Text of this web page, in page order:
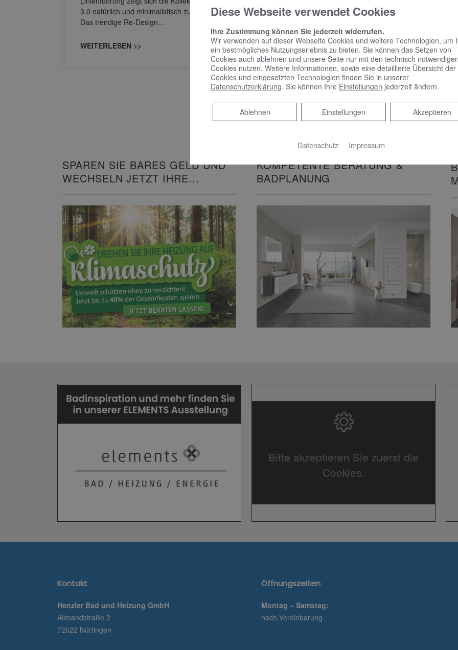
3.0 natürlich und minimalistisch zugleich.
Das trendige Re-Design…
WEITERLESEN >>
Spiegelschrank punktet mit reduziertem
Schlicht, schön und mit vielen praktischen
Features – das zeichnet Phönix aus.…
WEITERLESEN >>
SPAREN SIE BARES GELD UND
WECHSELN JETZT IHRE
KOMPETENTE BERATUNG &
BADPLANUNG
Bitte akzeptieren Sie zuerst die
Cookies.
Kontakt
Henzler Bad und Heizung GmbH
Allmandstraße 2
72622 Nürtingen
Öffnungszeiten
Montag – Samstag:
nach Vereinbarung
Diese Webseite verwendet Cookies
Ihre Zustimmung können Sie jederzeit widerrufen.
Wir verwenden auf dieser Webseite Cookies und weitere Technologien, um
ein bestmögliches Nutzungserlebnis zu bieten. Sie können das Setzen von
Cookies auch ablehnen und unsere Seite nur mit den technisch notwendigen
Cookies nutzen. Weitere Informationen, sowie eine detaillierte Übersicht der
Cookies und eingesetzten Technologien finden Sie in unserer
Datenschutzerklärung. Sie können Ihre Einstellungen jederzeit ändern.
Akzeptieren
Einstellungen
Ablehnen
Ablehnen
Datenschutz Impressum